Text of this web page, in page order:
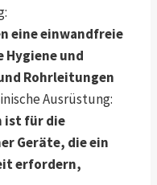
eine einwandfreie
und
Rohrleitungen
Ausrüstung:
ist für die
Geräte, die ein
erfordern,